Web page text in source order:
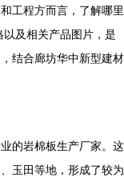
工程方而言，了解哪里
及相关产品图片，是
结合廊坊华中新型建材
的岩棉板生产厂家。这
玉田等地，形成了较为